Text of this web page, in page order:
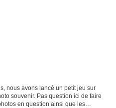
nous avons lancé un petit jeu sur
souvenir. Pas question ici de faire
en question ainsi que les